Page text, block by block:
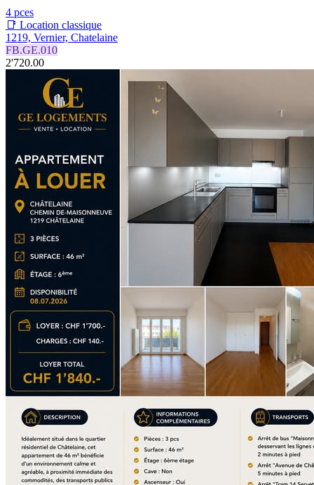
4 pces
📑 Location classique
1219, Vernier, Chatelaine
FB.GE.010
2'720.00